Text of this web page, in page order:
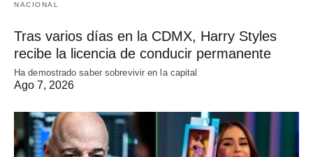
NACIONAL
Tras varios días en la CDMX, Harry Styles
recibe la licencia de conducir permanente
Ha demostrado saber sobrevivir en la capital
Ago 7, 2026